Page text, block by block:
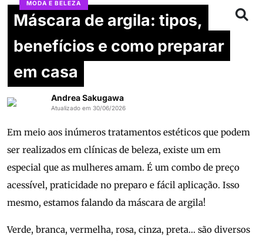
MODA E BELEZA
Máscara de argila: tipos,
benefícios e como preparar
em casa
Andrea Sakugawa
Atualizado em 30/06/2026
Em meio aos inúmeros tratamentos estéticos que podem
ser realizados em clínicas de beleza, existe um em
especial que as mulheres amam. É um combo de preço
acessível, praticidade no preparo e fácil aplicação. Isso
mesmo, estamos falando da máscara de argila!
Verde, branca, vermelha, rosa, cinza, preta… são diversos